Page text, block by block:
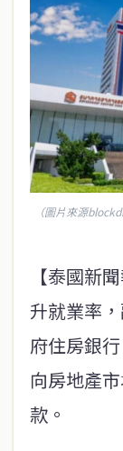
（圖片來源
【泰國新
升就業率
府住房銀
向房地產
款。